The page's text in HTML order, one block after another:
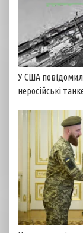
У США
неросійські